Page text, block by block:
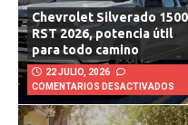
Chevrolet Silverado 1500
RST 2026, potencia útil
para todo camino
22 JULIO, 2026
COMENTARIOS DESACTIVADOS